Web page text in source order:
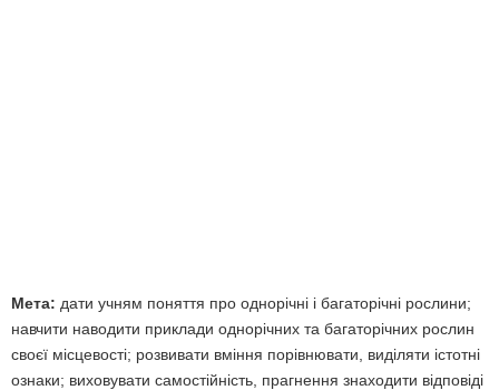
Мета: дати учням поняття про однорічні і багаторічні рослини;
навчити наводити приклади однорічних та багаторічних рослин
своєї місцевості; розвивати вміння порівнювати, виділяти істотні
ознаки; виховувати самостійність, прагнення знаходити відповіді